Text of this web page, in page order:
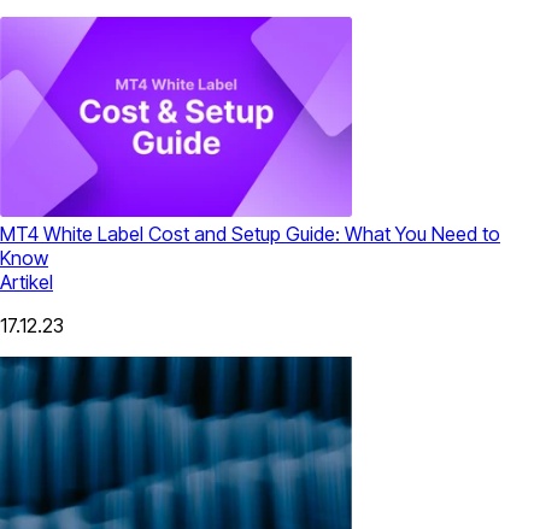
MT4 White Label Cost and Setup Guide: What You Need to
Know
Artikel
17.12.23